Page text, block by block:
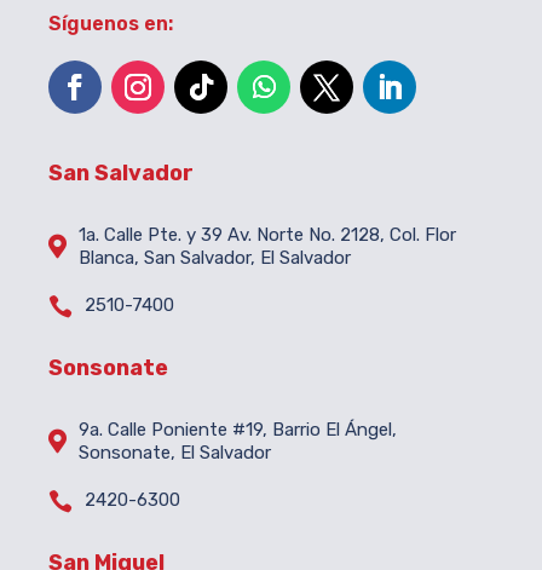
Síguenos en:
San Salvador
 1a. Calle Pte. y 39 Av. Norte No. 2128, Col. Flor
Blanca, San Salvador, El Salvador
 2510-7400
Sonsonate
 9a. Calle Poniente #19, Barrio El Ángel,
Sonsonate, El Salvador
 2420-6300
San Miguel